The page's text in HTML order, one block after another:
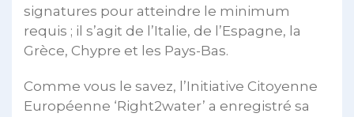
signatures pour atteindre le minimum
requis ; il s’agit de l’Italie, de l’Espagne, la
Grèce, Chypre et les Pays-Bas.
Comme vous le savez, l’Initiative Citoyenne
Européenne ‘Right2water’ a enregistré sa